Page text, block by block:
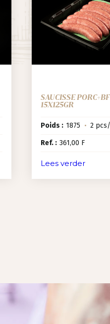
SAUCISSE PORC+BF
15X125GR
Poids : 1875 • 2
Ref. : 361,00 F
Lees verder